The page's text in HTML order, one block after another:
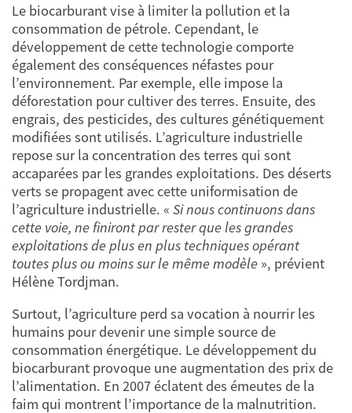
Le biocarburant vise à limiter la pollution et la
consommation de pétrole. Cependant, le
développement de cette technologie comporte
également des conséquences néfastes pour
l’environnement. Par exemple, elle impose la
déforestation pour cultiver des terres. Ensuite, des
engrais, des pesticides, des cultures génétiquement
modifiées sont utilisés. L’agriculture industrielle
repose sur la concentration des terres qui sont
accaparées par les grandes exploitations. Des déserts
verts se propagent avec cette uniformisation de
l’agriculture industrielle. « Si nous continuons dans
cette voie, ne finiront par rester que les grandes
exploitations de plus en plus techniques opérant
toutes plus ou moins sur le même modèle », prévient
Hélène Tordjman.
Surtout, l’agriculture perd sa vocation à nourrir les
humains pour devenir une simple source de
consommation énergétique. Le développement du
biocarburant provoque une augmentation des prix de
l’alimentation. En 2007 éclatent des émeutes de la
faim qui montrent l’importance de la malnutrition.